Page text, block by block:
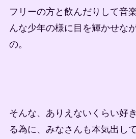
フリーの方と飲んだりして音
んな少年の様に目を輝かせな
の。
そんな、ありえないくらい好
る為に、みなさんも本気出し